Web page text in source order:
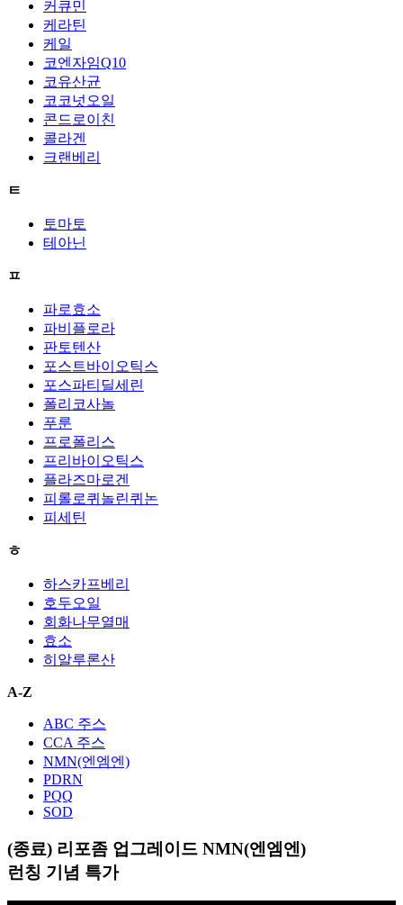
커큐민
케라틴
케일
코엔자임Q10
코유산균
코코넛오일
콘드로이친
콜라겐
크랜베리
ㅌ
토마토
테아닌
ㅍ
파로효소
파비플로라
판토텐산
포스트바이오틱스
포스파티딜세린
폴리코사놀
푸룬
프로폴리스
프리바이오틱스
플라즈마로겐
피롤로퀴놀린퀴논
피세틴
ㅎ
하스카프베리
호두오일
회화나무열매
효소
히알루론산
A-Z
ABC 주스
CCA 주스
NMN(엔엠엔)
PDRN
PQQ
SOD
(종료) 리포좀 업그레이드 NMN(엔엠엔)
런칭 기념 특가